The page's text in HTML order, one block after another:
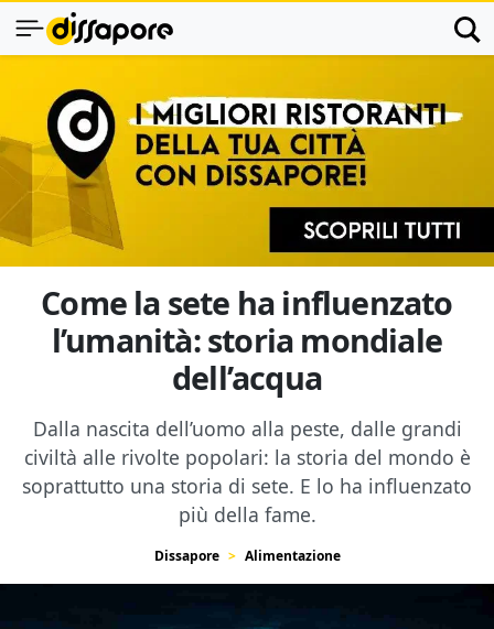
Come la sete ha influenzato
l’umanità: storia mondiale
dell’acqua
Dalla nascita dell’uomo alla peste, dalle grandi
civiltà alle rivolte popolari: la storia del mondo è
soprattutto una storia di sete. E lo ha influenzato
più della fame.
Dissapore Alimentazione